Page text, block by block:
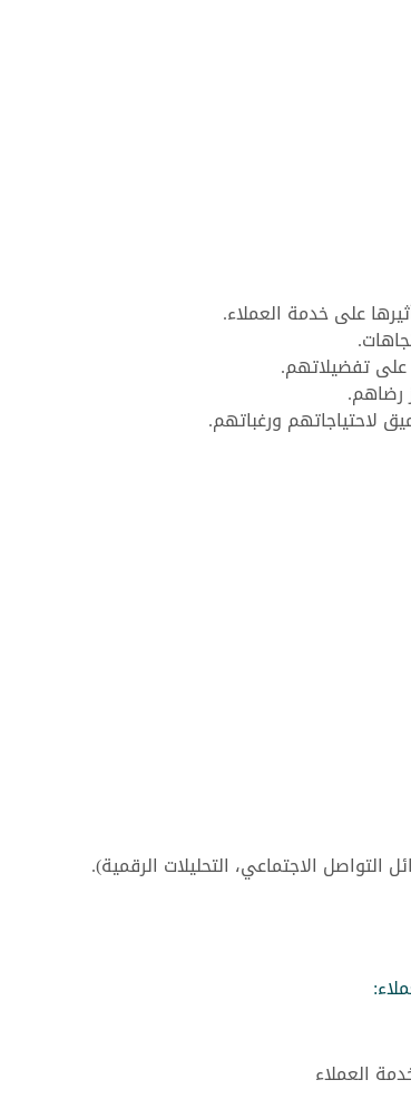
على خدمة العملاء.
على تفضيلاتهم.
رضاهم.
لاحتياجاتهم ورغباتهم.
التواصل الاجتماعي، التحليلات الرقمية).
العملاء